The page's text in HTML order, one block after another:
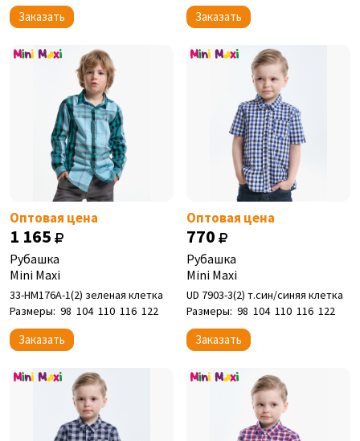
Заказать Заказать
Оптовая цена
1 165
Рубашка
Mini Maxi
33-НМ176А-1(2) зеленая клетка
Размеры: 98 104 110 116 122
Заказать
Оптовая цена
770
Рубашка
Mini Maxi
UD 7903-3(2) т.син/синяя клетка
Размеры: 98 104 110 116 122
Заказать